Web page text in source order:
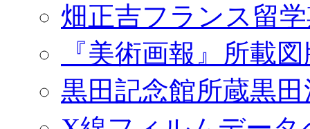
畑正吉フランス留
『美術画報』所載
黒田記念館所蔵黒